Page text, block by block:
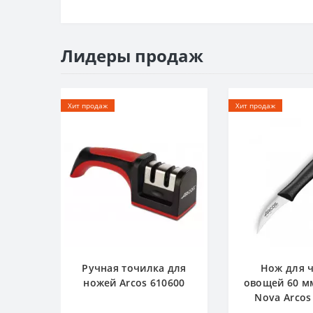
OPERA
RIVIERA BLACK
UNIVERSAL
NATURA
MAITRE
Кухонные аксессуары
Лидеры продаж
Хит продаж
Ручная точилка для
ножей Arcos 610600
Хит продаж
Нож для
овощей 60
Nova